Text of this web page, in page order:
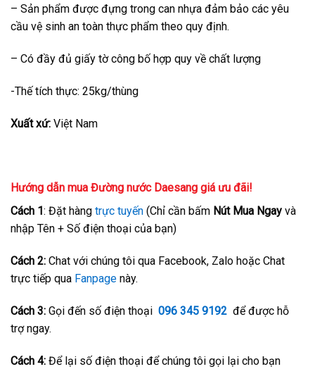
– Sản phẩm được đựng trong can nhựa đảm bảo các yêu
cầu vệ sinh an toàn thực phẩm theo quy định.
– Có đầy đủ giấy tờ công bố hợp quy về chất lượng
-Thế tích thực: 25kg/thùng
Xuất xứ: Việt Nam
Hướng dẫn mua Đường nước Daesang giá ưu đãi!
Cách 1 : Đặt hàng trực tuyến (Chỉ cần bấm Nút Mua Ngay và
nhập Tên + Số điện thoại của bạn)
Cách 2: Chat với chúng tôi qua Facebook, Zalo hoặc Chat
trực tiếp qua Fanpage này.
Cách 3: Gọi đến số điện thoại 096 345 9192 để được hỗ
trợ ngay.
Cách 4: Để lại số điện thoại để chúng tôi gọi lại cho bạn